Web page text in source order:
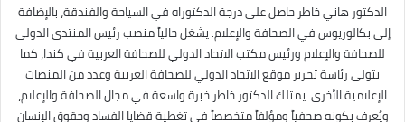
الدكتور هاني خاطر حاصل على درجة الدكتوراه في السياحة والفندقة، بالإضافة
إلى بكالوريوس في الصحافة والإعلام. يشغل حالياً منصب رئيس المنتدى الدولى
للصحافة والإعلام ورئيس مكتب الاتحاد الدولي للصحافة العربية في كندا، كما
يتولى رئاسة تحرير موقع الاتحاد الدولي للصحافة العربية وعدد من المنصات
الإعلامية الأخرى. يمتلك الدكتور خاطر خبرة واسعة في مجال الصحافة والإعلام،
ويُعرف بكونه صحفياً ومؤلفاً متخصصاً في تغطية قضايا الفساد وحقوق الإنسان